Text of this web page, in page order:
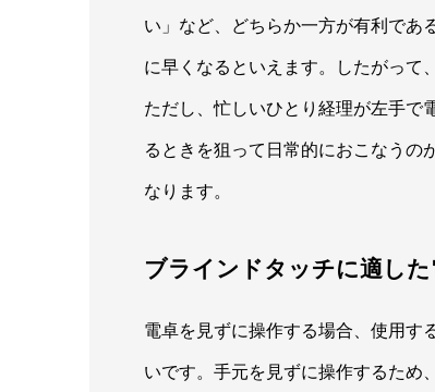
い」など、どちらか一方が有利であ
に早くなるといえます。したがって
ただし、忙しいひとり経理が左手で
るときを狙って日常的におこなうの
なります。
ブラインドタッチに適した
電卓を見ずに操作する場合、使用す
いです。手元を見ずに操作するため